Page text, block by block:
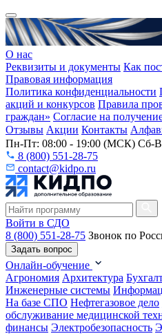
О нас
Реквизиты и документы Как
Правовая информация
Политика конфиденциальности
акций и конкурсов Правила
граждан» Согласие на
Отзывы Акции Контакты
Пн-Пт: 08:00 - 19:00 (МСК) Сб-
8 (800) 551-28-75
contact@kidpo.ru
Войти в СДО
8 (800) 551-28-75 Звонок по
Задать вопрос
Онлайн-обучение
Агрономия Архитектура
Инженерные системы
На базе СПО Нефтегазовое дело
обслуживание медицинской
финансы Электробезопасность